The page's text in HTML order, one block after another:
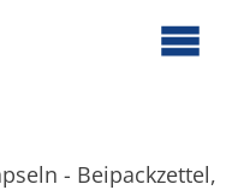
- Beipackzettel,